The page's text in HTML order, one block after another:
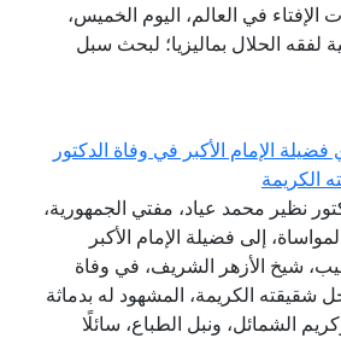
الإفتاء في العالم، اليوم الخميس،
لفقه الحلال بماليزيا؛ لبحث سبل
الإمام الأكبر في وفاة الدكتور
الكريمة
نظير محمد عياد، مفتي الجمهورية،
إلى فضيلة الإمام الأكبر
شيخ الأزهر الشريف، في وفاة
شقيقته الكريمة، المشهود له بدماثة
الشمائل، ونبل الطباع، سائلًا